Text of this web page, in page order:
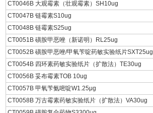
CT0046B 大观霉素（壮观霉素）SH10ug
CT0047B 链霉素S10ug
CT0048B 链霉素S25ug
CT0051B 磺胺甲恶唑（新诺明）RL25ug
CT0052B 磺胺甲恶唑/甲氧苄啶药敏实验纸片SXT25ug
CT0054B 四环素药敏实验纸片（扩散法）TE30ug
CT0056B 妥布霉素TOB 10ug
CT0057B 甲氧苄氨嘧啶W1.25μg
CT0058B 万古霉素药敏实验纸片（扩散法）VA30ug